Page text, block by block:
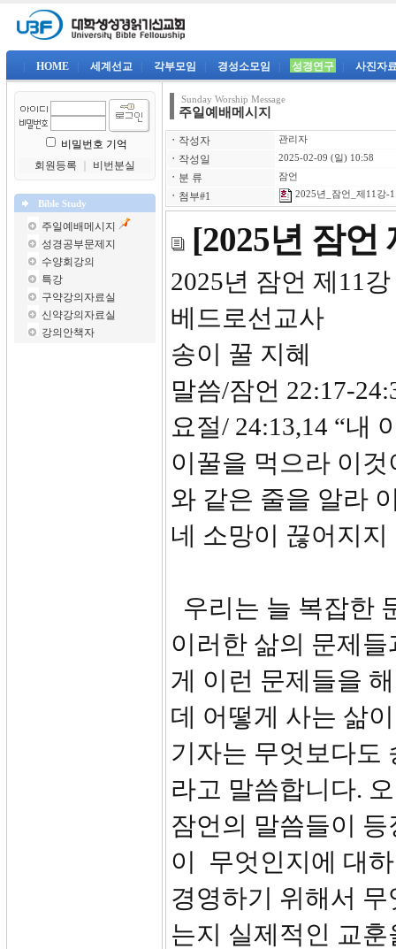
HOME 세계선교 각부모임 경성소모임 성경연구 사진자
비밀번호 기억
회원등록
비번분실
Bible Study
주일예배메시지
성경공부문제지
수양회강의
특강
구약강의자료실
신약강의자료실
강의안책자
Sunday Worship Message
주일예배메시지
ㆍ 작성자 관리자
ㆍ 작성일 2025-02-09 (일) 10:58
ㆍ 분 류 잠언
ㆍ 첨부#1 2025년_잠언_제11강-
[2025년 잠언
2025년
베드로선교사
송이 꿀 지혜
말씀/잠언 22:17-
요절/ 24:13,14 “내
이꿀을 먹으라 이
와 같은 줄을 알라
네 소망이 끊어지지
우리는 늘 복잡한
이러한 삶의 문제
게 이런 문제들을
데 어떻게 사는 삶
기자는 무엇보다도
라고 말씀합니다.
잠언의 말씀들이
이 무엇인지에 대
경영하기 위해서
는지 실제적인 교